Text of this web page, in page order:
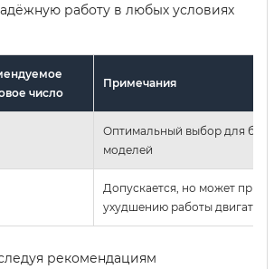
работу в любых условиях
число
Примечания
Оптимальный выбор для
моделей
Допускается, но может
ухудшению работы двигателя
рекомендациям